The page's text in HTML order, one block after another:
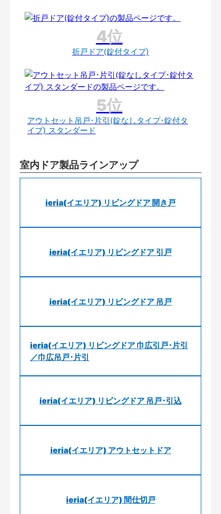
折戸ドア(錠付タイプ)
アウトセット吊戸･片引(錠なしタイプ･錠付タ
イプ) スタンダード
室内ドア製品ラインアップ
ieria(イエリア) リビングドア 開き戸
ieria(イエリア) リビングドア 引戸
ieria(イエリア) リビングドア 吊戸
ieria(イエリア) リビングドア 巾広引戸･片引
／巾広吊戸･片引
ieria(イエリア) リビングドア 吊戸･引込
ieria(イエリア) アウトセットドア
ieria(イエリア) 間仕切戸